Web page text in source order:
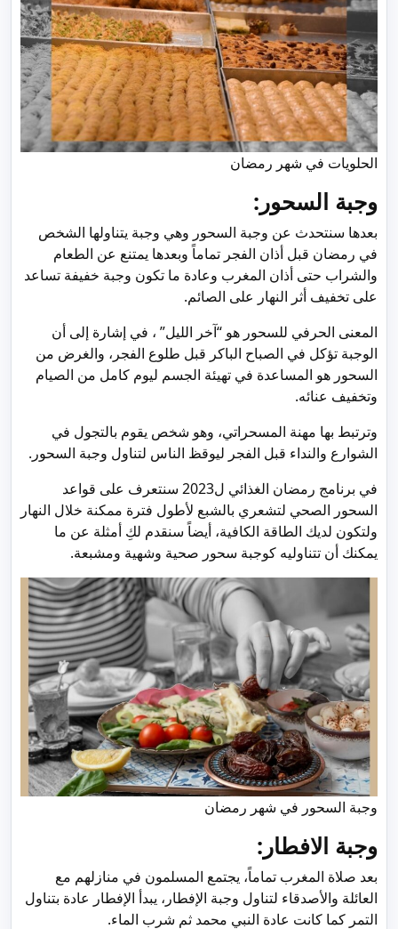
الحلويات في شهر رمضان
وجبة السحور:
بعدها سنتحدث عن وجبة السحور وهي وجبة يتناولها الشخص
في رمضان قبل أذان الفجر تماماً وبعدها يمتنع عن الطعام
والشراب حتى أذان المغرب وعادة ما تكون وجبة خفيفة تساعد
على تخفيف أثر النهار على الصائم.
المعنى الحرفي للسحور هو “آخر الليل” ، في إشارة إلى أن
الوجبة تؤكل في الصباح الباكر قبل طلوع الفجر، والغرض من
السحور هو المساعدة في تهيئة الجسم ليوم كامل من الصيام
وتخفيف عنائه.
وترتبط بها مهنة المسحراتي، وهو شخص يقوم بالتجول في
الشوارع والنداء قبل الفجر ليوقظ الناس لتناول وجبة السحور.
في برنامج رمضان الغذائي ل2023 سنتعرف على قواعد
السحور الصحي لتشعري بالشبع لأطول فترة ممكنة خلال النهار
ولتكون لديك الطاقة الكافية، أيضاً سنقدم لكِ أمثلة عن ما
يمكنك أن تتناوليه كوجبة سحور صحية وشهية ومشبعة.
وجبة السحور في شهر رمضان
وجبة الافطار:
بعد صلاة المغرب تماماً، يجتمع المسلمون في منازلهم مع
العائلة والأصدقاء لتناول وجبة الإفطار، يبدأ الإفطار عادة بتناول
التمر كما كانت عادة النبي محمد ثم شرب الماء.